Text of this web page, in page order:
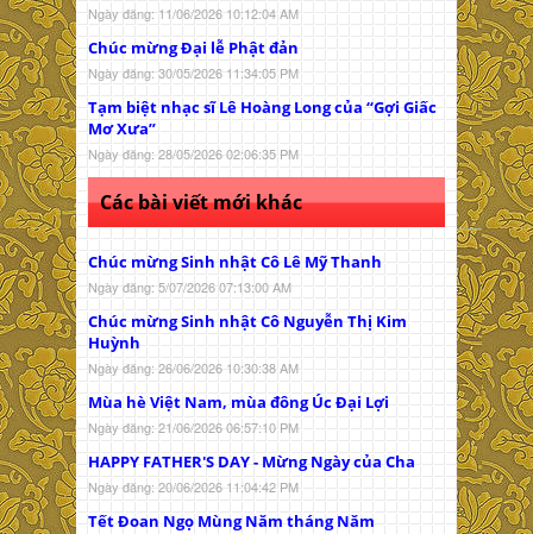
Ngày đăng: 11/06/2026 10:12:04 AM
Chúc mừng Đại lễ Phật đản
Ngày đăng: 30/05/2026 11:34:05 PM
Tạm biệt nhạc sĩ Lê Hoàng Long của “Gợi Giấc
Mơ Xưa”
Ngày đăng: 28/05/2026 02:06:35 PM
Các bài viết mới khác
Chúc mừng Sinh nhật Cô Lê Mỹ Thanh
Ngày đăng: 5/07/2026 07:13:00 AM
Chúc mừng Sinh nhật Cô Nguyễn Thị Kim
Huỳnh
Ngày đăng: 26/06/2026 10:30:38 AM
Mùa hè Việt Nam, mùa đông Úc Đại Lợi
Ngày đăng: 21/06/2026 06:57:10 PM
HAPPY FATHER'S DAY - Mừng Ngày của Cha
Ngày đăng: 20/06/2026 11:04:42 PM
Tết Đoan Ngọ Mùng Năm tháng Năm